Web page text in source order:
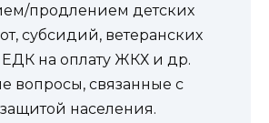
продлением детских
субсидий, ветеранских
на оплату ЖКХ и др.
вопросы, связанные с
населения.